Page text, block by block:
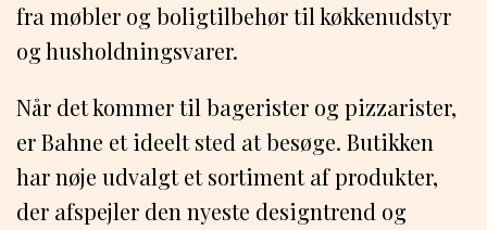
fra møbler og boligtilbehør til køkkenudstyr
og husholdningsvarer.
Når det kommer til bagerister og pizzarister,
er Bahne et ideelt sted at besøge. Butikken
har nøje udvalgt et sortiment af produkter,
der afspejler den nyeste designtrend og